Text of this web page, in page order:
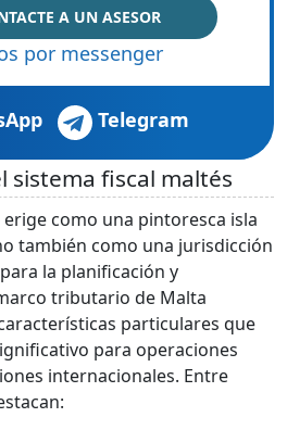
A UN ASESOR
por messenger
Telegram
sistema fiscal maltés
como una pintoresca isla
también como una jurisdicción
la planificación y
tributario de Malta
particulares que
para operaciones
internacionales. Entre